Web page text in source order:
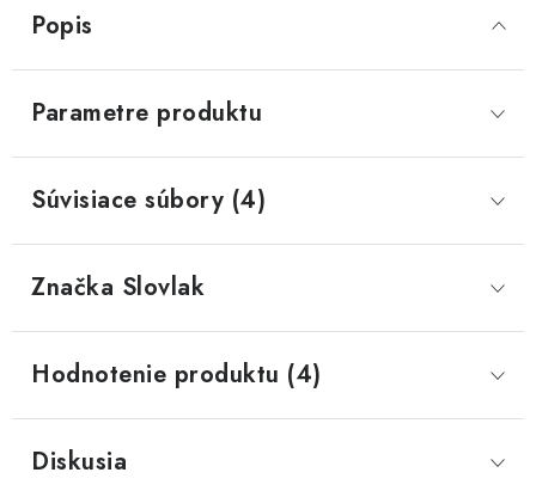
Popis
Parametre produktu
Súvisiace súbory (4)
Značka Slovlak
Hodnotenie produktu (4)
Diskusia